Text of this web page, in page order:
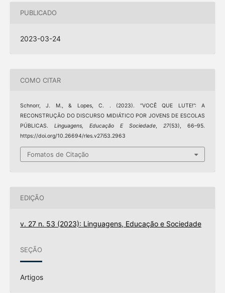
PUBLICADO
2023-03-24
COMO CITAR
Schnorr, J. M., & Lopes, C. . (2023). “VOCÊ QUE LUTE!”: A
RECONSTRUÇÃO DO DISCURSO MIDIÁTICO POR JOVENS DE ESCOLAS
PÚBLICAS. Linguagens, Educação E Sociedade,27(53), 66–95.
https://doi.org/10.26694/rles.v27i53.2963
Fomatos de Citação
EDIÇÃO
v. 27 n. 53 (2023): Linguagens, Educação e Sociedade
SEÇÃO
Artigos